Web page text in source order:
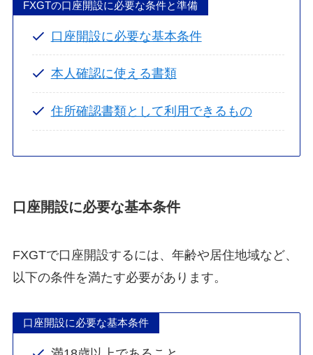
FXGTの口座開設に必要な条件と準備
口座開設に必要な基本条件
本人確認に使える書類
住所確認書類として利用できるもの
口座開設に必要な基本条件
FXGTで口座開設するには、年齢や居住地域など、
以下の条件を満たす必要があります。
口座開設に必要な基本条件